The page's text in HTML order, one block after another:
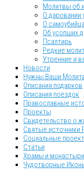
Молитвы об
О даровании
О
Об усопших
Псалтирь
Редкие
Утренние и
Новости
Нужны Ваши
Описания подарков
Описания поездок
Православные
Проекты
Свидетельство о
Святые источники
Социальные
Статьи
Храмы и
Чудотворные